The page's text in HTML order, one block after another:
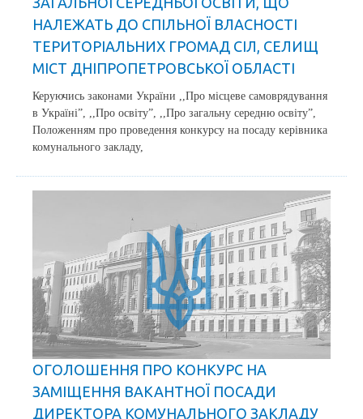
НАЛЕЖАТЬ ДО СПІЛЬНОЇ ВЛАСНОСТІ
ТЕРИТОРІАЛЬНИХ ГРОМАД СІЛ, СЕЛИЩ
МІСТ ДНІПРОПЕТРОВСЬКОЇ ОБЛАСТІ
Керуючись законами України ,,Про місцеве самоврядування
в Україні”, ,,Про освіту”, ,,Про загальну середню освіту”,
Положенням про проведення конкурсу на посаду керівника
комунального закладу,
ОГОЛОШЕННЯ ПРО КОНКУРС НА
ЗАМІЩЕННЯ ВАКАНТНОЇ ПОСАДИ
ДИРЕКТОРА КОМУНАЛЬНОГО ЗАКЛАДУ